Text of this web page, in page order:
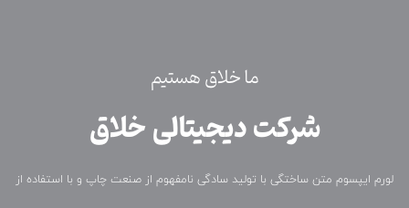
ما خلاق هستیم
شرکت دیجیتالی خلاق
لورم ایپسوم متن ساختگی با تولید سادگی نامفهوم از صنعت چاپ و با استفاده از